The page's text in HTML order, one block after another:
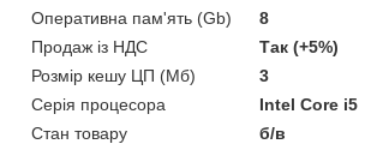
Оперативна пам'ять (Gb)
8
Продаж із НДС
Так (+5%)
Розмір кешу ЦП (Мб)
3
Серія процесора
Intel Core i5
Стан товару
б/в